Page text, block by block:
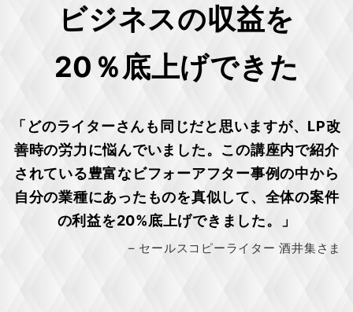
ビジネスの収益を
20％底上げできた
「どのライターさんも同じだと思いますが、LP改
善時の労力に悩んでいました。この講座内で紹介
されている豊富なビフォーアフター事例の中から
自分の業種にあったものを真似して、全体の案件
の利益を20%底上げできました。」
– セールスコピーライター 酒井集さま